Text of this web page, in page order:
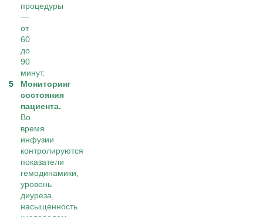
процедуры
—
от
60
до
90
минут.
Мониторинг
состояния
пациента.
Во
время
инфузии
контролируются
показатели
гемодинамики,
уровень
диуреза,
насыщенность